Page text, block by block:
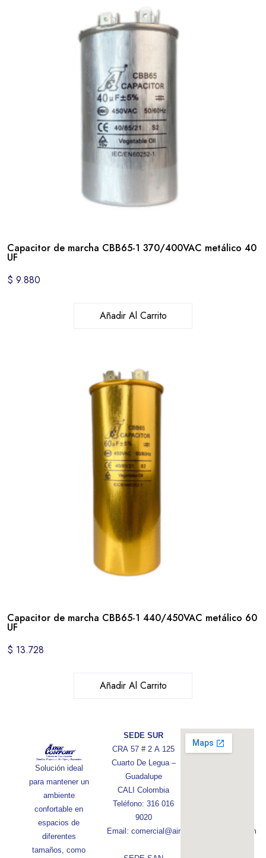
Capacitor de marcha CBB65-1 370/400VAC metálico 40
UF
$ 9.880
Añadir Al Carrito
Capacitor de marcha CBB65-1 440/450VAC metálico 60
UF
$ 13.728
Añadir Al Carrito
Solución ideal
para mantener un
ambiente
confortable en
espacios de
diferentes
tamaños, como
SEDE SUR
CRA 57 # 2 A 125
Cuarto De Legua –
Guadalupe
CALI Colombia
Teléfono: 316 016
9020
Email: comercial@aireconfortcolombia.com